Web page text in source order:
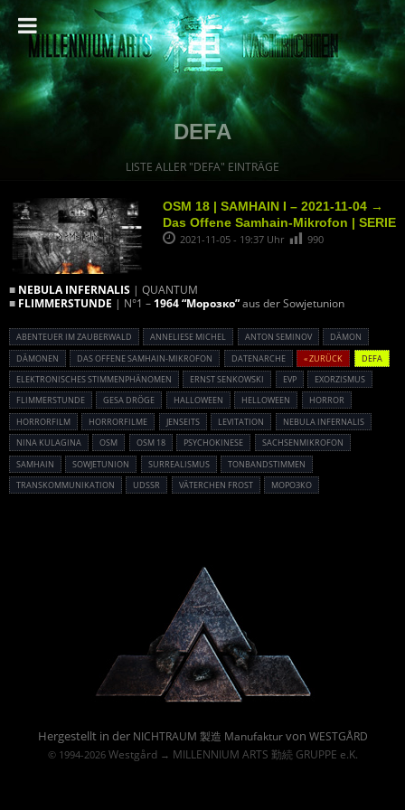
DEFA
LISTE ALLER "DEFA" EINTRÄGE
OSM 18 | SAMHAIN I – 2021-11-04 →
Das Offene Samhain-Mikrofon | SERIE
2021-11-05 - 19:37 Uhr 990
■ NEBULA INFERNALIS | QUANTUM
■ FLIMMERSTUNDE | N°1 – 1964 “Морозко”aus der Sowjetunion
ABENTEUER IM ZAUBERWALD ANNELIESE MICHEL ANTON SEMINOV
DÄMON
DÄMONEN
DAS OFFENE SAMHAIN-MIKROFON DATENARCHE « ZURÜCK
DEFA
ELEKTRONISCHES STIMMENPHÄNOMEN
ERNST SENKOWSKI EVP
EXORZISMUS
FLIMMERSTUNDE
GESA DRÖGE HALLOWEEN HELLOWEEN
HORROR
HORRORFILM
HORRORFILME JENSEITS LEVITATION
NEBULA INFERNALIS
NINA KULAGINA
OSM OSM 18 PSYCHOKINESE
SACHSENMIKROFON
SAMHAIN
SOWJETUNION SURREALISMUS
TONBANDSTIMMEN
TRANSKOMMUNIKATION
UDSSR VÄTERCHEN FROST МОРОЗКО
Hergestellt in der NICHTRAUM 製造 Manufakturvon WESTGÅRD
© 1994-2026 Westgård→ MILLENNIUM ARTS 勤続 GRUPPE e.K.
Powered By :